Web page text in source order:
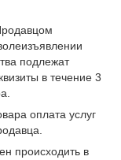
подлежат
в течение 3
оплата услуг
происходить в